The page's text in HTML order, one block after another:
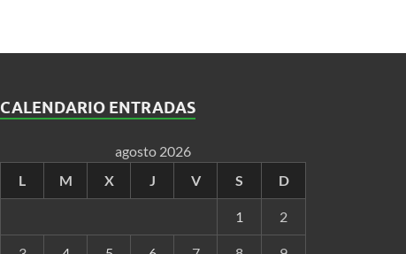
CALENDARIO ENTRADAS
agosto 2026
L
M X J V S D
1 2